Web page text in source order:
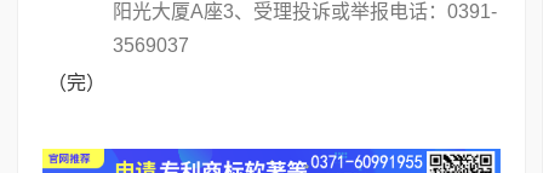
阳光大厦A座3、受理投诉或举报电话：0391-
3569037
（完）